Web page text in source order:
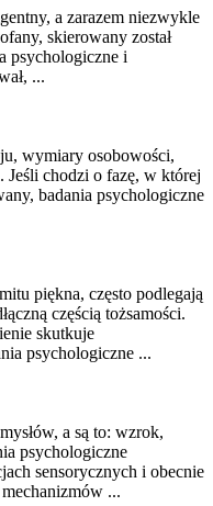
a zarazem niezwykle
skierowany został
psychologiczne i
...
wymiary osobowości,
Jeśli chodzi o fazę, w której
badania psychologiczne
piękna, często podlegają
częścią tożsamości.
skutkuje
psychologiczne ...
a są to: wzrok,
psychologiczne
sensorycznych i obecnie
...